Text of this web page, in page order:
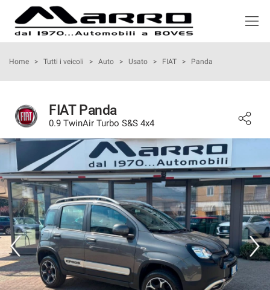
HOME
ACQUISTIAMO USATO
NOLEGGIO
ASSISTENZA
SERVIZI
RECENSIONI
Home > Tutti i veicoli > Auto > Usato > FIAT > Panda
FIAT Panda
0.9 TwinAir Turbo S&S 4x4